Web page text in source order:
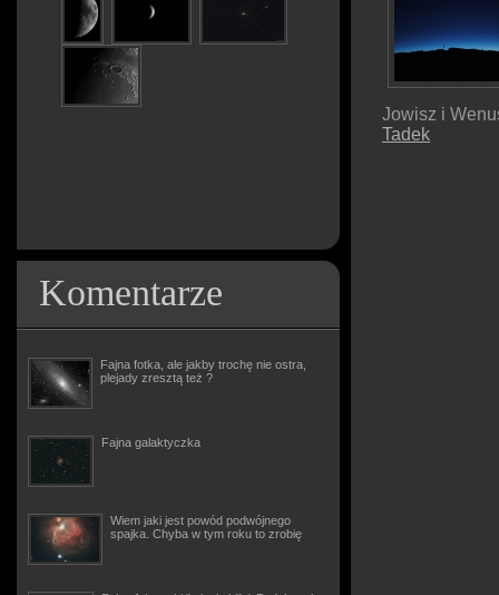
Komentarze
Fajna fotka, ale jakby trochę nie ostra,
plejady zresztą też ?
Fajna galaktyczka
Wiem jaki jest powód podwójnego
spajka. Chyba w tym roku to zrobię
Jowisz i
Tadek